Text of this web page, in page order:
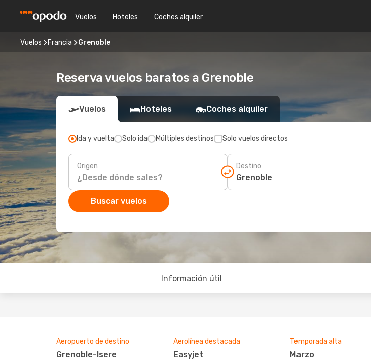
Vuelos Hoteles Coches alquiler
Vuelos Francia Grenoble
Reserva vuelos baratos a Grenoble
Vuelos Hoteles Coches alquiler
Ida y vuelta Solo ida Múltiples destinos Solo vuelos directos
Origen Destino
Buscar vuelos
Información útil
Aeropuerto de destino
Grenoble-Isere
Aerolínea destacada
Easyjet
Temporada alta
marzo